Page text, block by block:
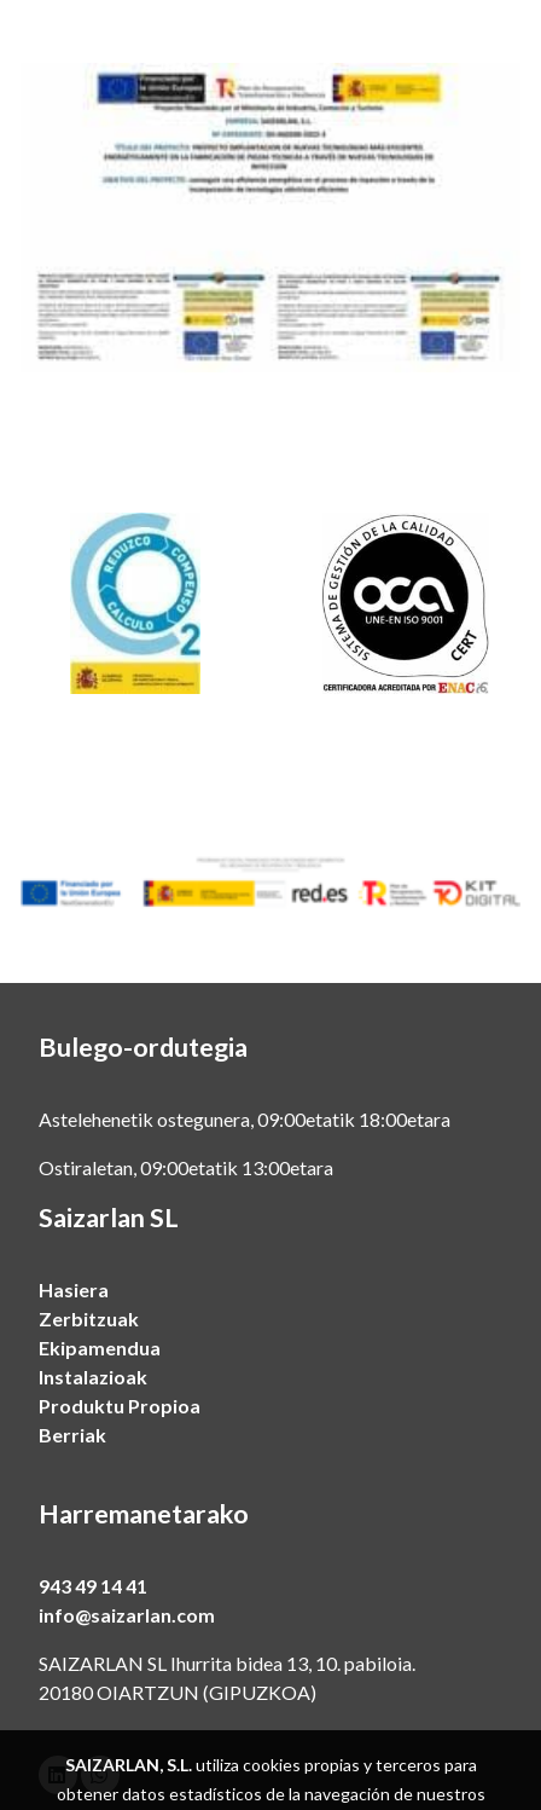
Bulego-ordutegia
Astelehenetik ostegunera, 09:00etatik 18:00etara
Ostiraletan, 09:00etatik 13:00etara
Saizarlan SL
Hasiera
Zerbitzuak
Ekipamendua
Instalazioak
Produktu Propioa
Berriak
Harremanetarako
943 49 14 41
info@saizarlan.com
SAIZARLAN SL Ihurrita bidea 13, 10. pabiloia.
20180 OIARTZUN (GIPUZKOA)
SAIZARLAN, S.L.utiliza cookies propias y terceros para
obtener datos estadísticos de la navegación de nuestros